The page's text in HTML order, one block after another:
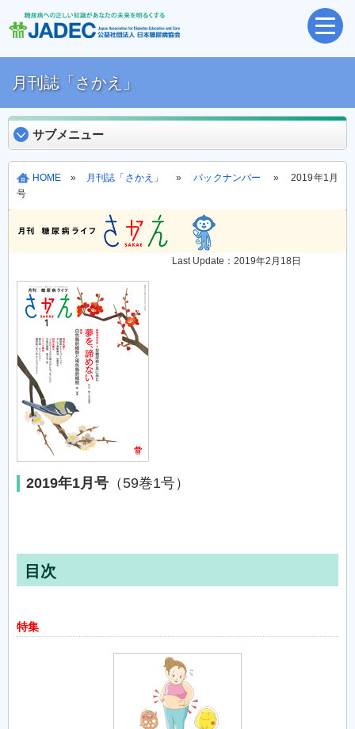
月刊誌「さかえ」
サブメニュー
HOME » 月刊誌「さかえ」 »バックナンバー
» 2019年1月
号
Last Update：2019年2月18日
2019年1月号 （59巻1号）
目次
特集